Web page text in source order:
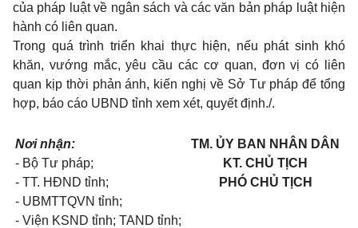
của pháp luật về ngân sách và các văn bản pháp luật hiện
hành có liên quan.
Trong quá trình triển khai thực hiện, nếu phát sinh khó
khăn, vướng mắc, yêu cầu các cơ quan, đơn vị có liên
quan kịp thời phản ánh, kiến nghị về Sở Tư pháp để tổng
hợp, báo cáo UBND tỉnh xem xét, quyết định./.
Nơi nhận:
- Bộ Tư pháp;
- TT. HĐND tỉnh;
- UBMTTQVN tỉnh;
- Viện KSND tỉnh; TAND tỉnh;
TM. ỦY BAN NHÂN DÂN
KT. CHỦ TỊCH
PHÓ CHỦ TỊCH